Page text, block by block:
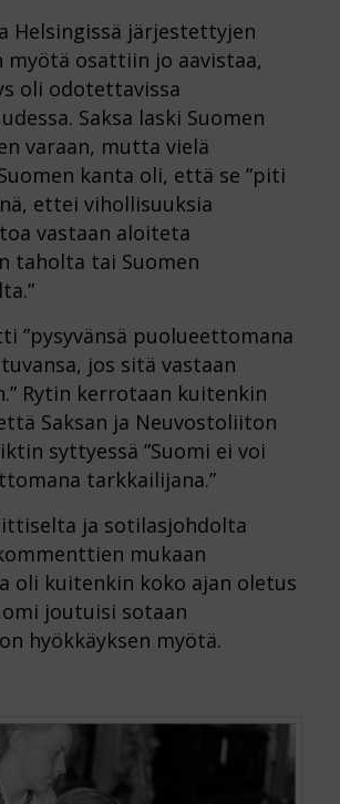
Helsingissä järjestettyjen
myötä osattiin jo aavistaa,
oli odotettavissa
Saksa laski Suomen
varaan, mutta vielä
kanta oli, että se ”piti
ettei vihollisuuksia
vastaan aloiteta
taholta tai Suomen
”pysyvänsä puolueettomana
jos sitä vastaan
Rytin kerrotaan kuitenkin
Saksan ja Neuvostoliiton
syttyessä ”Suomi ei voi
tarkkailijana.”
ja sotilasjohdolta
mukaan
oli kuitenkin koko ajan oletus
joutuisi sotaan
hyökkäyksen myötä.